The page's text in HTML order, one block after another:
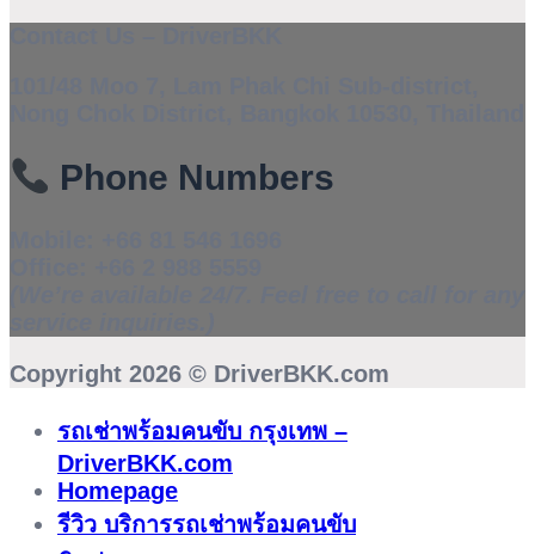
Phone Numbers
Copyright 2026 © DriverBKK.com
รถเช่าพร้อมคนขับ กรุงเทพ –
DriverBKK.com
Homepage
รีวิว บริการรถเช่าพร้อมคนขับ